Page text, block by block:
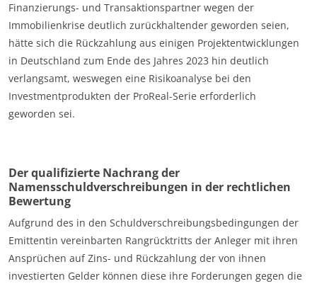
Finanzierungs- und Transaktionspartner wegen der
Immobilienkrise deutlich zurückhaltender geworden seien,
hätte sich die Rückzahlung aus einigen Projektentwicklungen
in Deutschland zum Ende des Jahres 2023 hin deutlich
verlangsamt, weswegen eine Risikoanalyse bei den
Investmentprodukten der ProReal-Serie erforderlich
geworden sei.
Der qualifizierte Nachrang der
Namensschuldverschreibungen in der rechtlichen
Bewertung
Aufgrund des in den Schuldverschreibungsbedingungen der
Emittentin vereinbarten Rangrücktritts der Anleger mit ihren
Ansprüchen auf Zins- und Rückzahlung der von ihnen
investierten Gelder können diese ihre Forderungen gegen die